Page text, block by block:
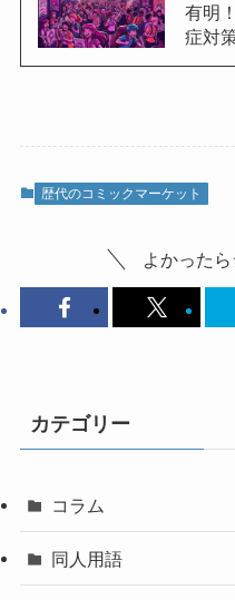
有明
症対
歴代のコミックマーケット
よかったら
カテゴリー
コラム
同人用語